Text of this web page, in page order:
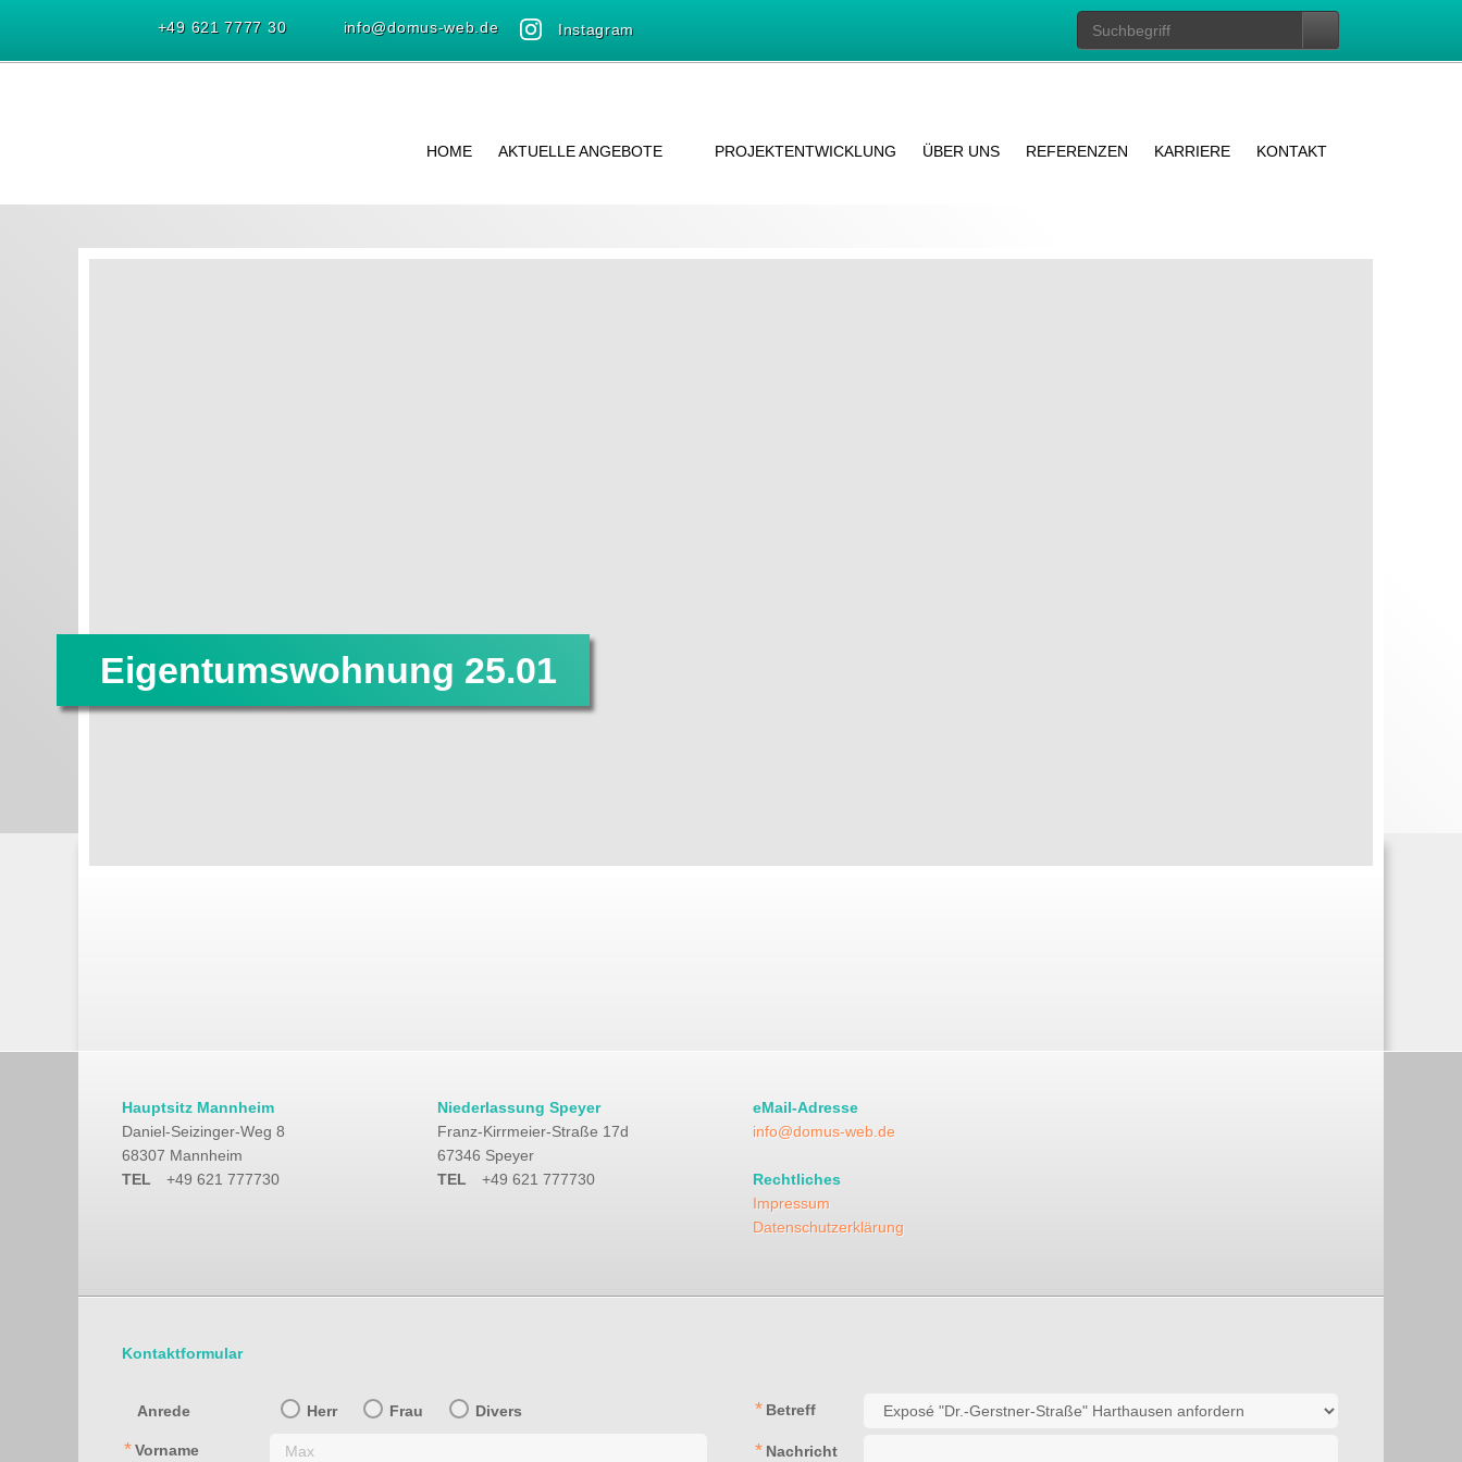
+49 621 7777 30 info@domus-web.de Instagram
HOME AKTUELLE ANGEBOTE
DOPPELHÄUSER SPEYERER STRASSE
DOPPELHAUS DR.-GERSTNER-STRASSE
PROJEKTENTWICKLUNG ÜBER UNS REFERENZEN KARRIERE KONTAKT
Eigentumswohnung 25.01
Hauptsitz Mannheim
Daniel-Seizinger-Weg 8
68307 Mannheim
TEL
+49 621 777730
Niederlassung Speyer
Franz-Kirrmeier-Straße 17d
67346 Speyer
TEL
+49 621 777730
eMail-Adresse
info@domus-web.de
Rechtliches
Impressum
Datenschutzerklärung
Kontaktformular
Anrede Herr Frau Divers
Vorname
Betreff
Nachricht